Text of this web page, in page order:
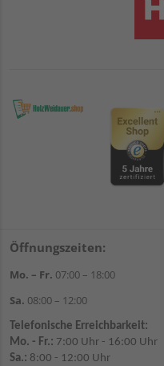
Öffnungszeiten:
Mo. – Fr. 07:00 – 18:00
Sa. 08:00 – 12:00
Telefonische Erreichbarkeit:
Mo. - Fr.: 7:00 Uhr - 16:00 Uhr
Sa.: 8:00 - 12:00 Uhr